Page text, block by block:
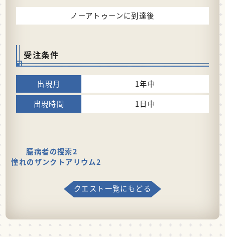
ノーアトゥーンに到達後
受注条件
1年中
1日中
臆病者の捜索2
憧れのザンクトアリウム2
クエスト一覧にもどる